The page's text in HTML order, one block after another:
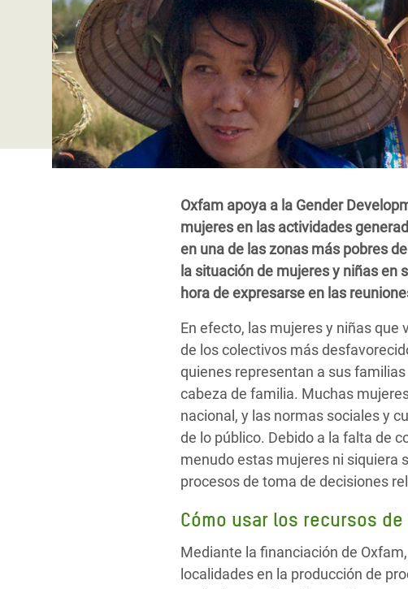
Conflictos y Desastres
Desigualdad Extrema y
Servicios Sociales Básicos
Inequality and Rights in a
Digital Age
Crisis
en África
Crisis de
en Sudán del
Crisis de
en
Crisis en
#ActuaPorElClima
Erradiquemos el Sufrimiento Humano que
se Oculta tras los Alimentos
¡Basta! Acabemos con las violencias contra
mujeres y niñas
ayuda
a
la
navegación
Oxfam apoya a la Gender
mujeres en las actividades
en una de las zonas más pobres
la situación de mujeres y niñas
hora de expresarse en las
En efecto, las mujeres y niñas
de los colectivos más
quienes representan a sus
cabeza de familia. Muchas
nacional, y las normas sociales y
de lo público. Debido a la falta de
menudo estas mujeres ni siquiera
procesos de toma de decisiones
Cómo usar los recursos
Mediante la financiación de
localidades en la producción de